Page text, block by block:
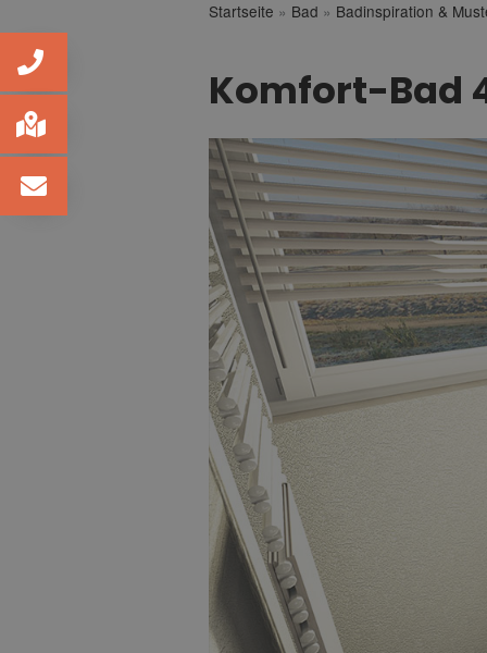
Startseite » Bad » Badinspiration &
Komfort-Bad